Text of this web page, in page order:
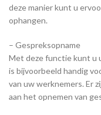
deze manier kunt u
ophangen.
– Gespreksopname
Met deze functie kunt u
is bijvoorbeeld handig
van uw werknemers. Er
aan het opnemen van